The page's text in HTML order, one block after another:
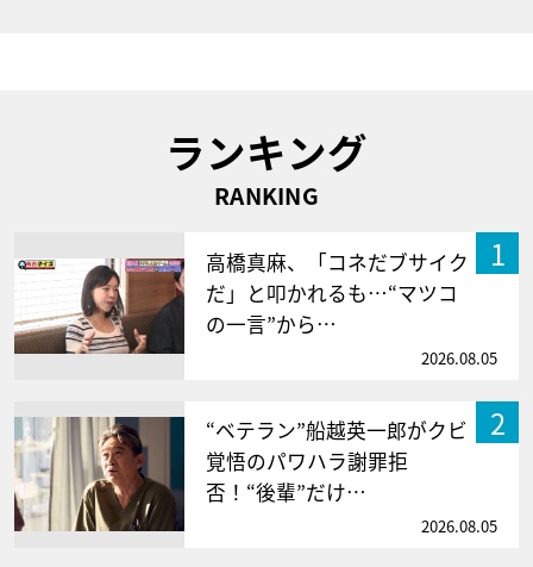
ランキング
RANKING
1
高橋真麻、「コネだブサイク
だ」と叩かれるも…“マツコ
の一言”から…
2026.08.05
2
“ベテラン”船越英一郎がクビ
覚悟のパワハラ謝罪拒
否！“後輩”だけ…
2026.08.05